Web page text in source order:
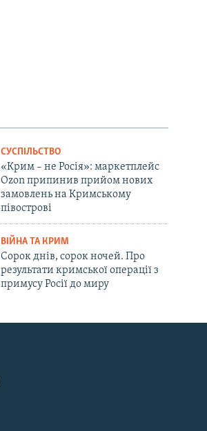
СУСПІЛЬСТВО
«Крим – не Росія»: маркетплейс
Ozon припинив прийом нових
замовлень на Кримському
півострові
ВІЙНА ТА КРИМ
Сорок днів, сорок ночей. Про
результати кримської операції з
примусу Росії до миру